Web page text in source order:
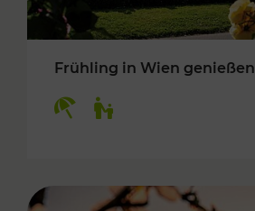
Frühling in Wien genießen